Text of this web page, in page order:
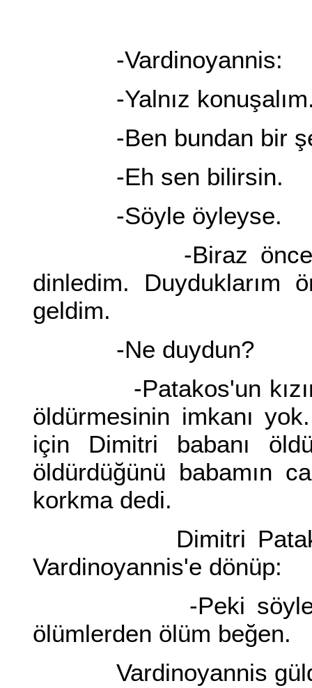
-Vardinoyannis:
-Yalnız
-Ben bundan bir
-Eh sen bilirsin.
-Söyle öyleyse.
-Biraz önce
dinledim. Duyduklarım
geldim.
-Ne duydun?
-Patakos'un kızına
öldürmesinin imkanı
için Dimitri babanı
öldürdüğünü babamın
korkma dedi.
Dimitri Patakos'un
Vardinoyannis'e dönüp:
-Peki
ölümlerden ölüm beğen.
Vardinoyannis